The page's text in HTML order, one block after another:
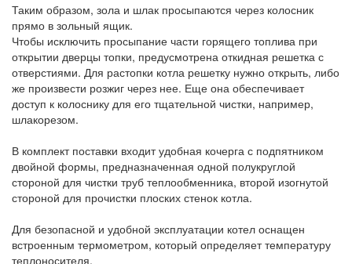
Таким образом, зола и шлак просыпаются через колосник
прямо в зольный ящик.
Чтобы исключить просыпание части горящего топлива при
открытии дверцы топки, предусмотрена откидная решетка с
отверстиями. Для растопки котла решетку нужно открыть, либо
же произвести розжиг через нее. Еще она обеспечивает
доступ к колоснику для его тщательной чистки, например,
шлакорезом.
В комплект поставки входит удобная кочерга с подпятником
двойной формы, предназначенная одной полукруглой
стороной для чистки труб теплообменника, второй изогнутой
стороной для прочистки плоских стенок котла.
Для безопасной и удобной эксплуатации котел оснащен
встроенным термометром, который определяет температуру
теплоносителя.